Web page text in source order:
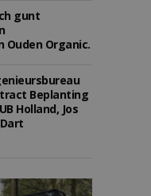
gunt
Ouden Organic.
Beplanting
Holland, Jos